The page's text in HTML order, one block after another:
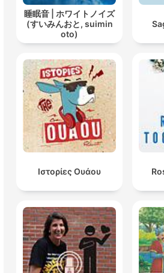
睡眠音 | ホワイトノイズ
(すいみんおと, suimin
oto)
Ιστορίες Ουάου